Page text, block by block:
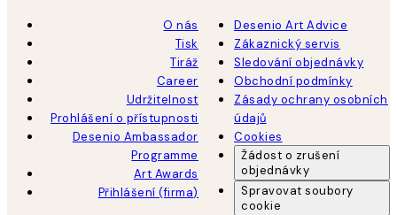
O nás
Tisk
Tiráž
Career
Udržitelnost
Prohlášení o přístupnosti
Desenio Ambassador
Programme
Art Awards
Přihlášení (firma)
Desenio Art Advice
Zákaznický servis
Sledování objednávky
Obchodní podmínky
Zásady ochrany osobních
údajů
Cookies
Žádost o zrušení
objednávky
Spravovat soubory
cookie